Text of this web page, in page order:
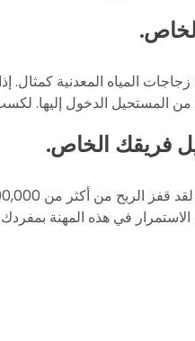
المياه المعدنية
فريقك الخاص.
في هذه المهنة